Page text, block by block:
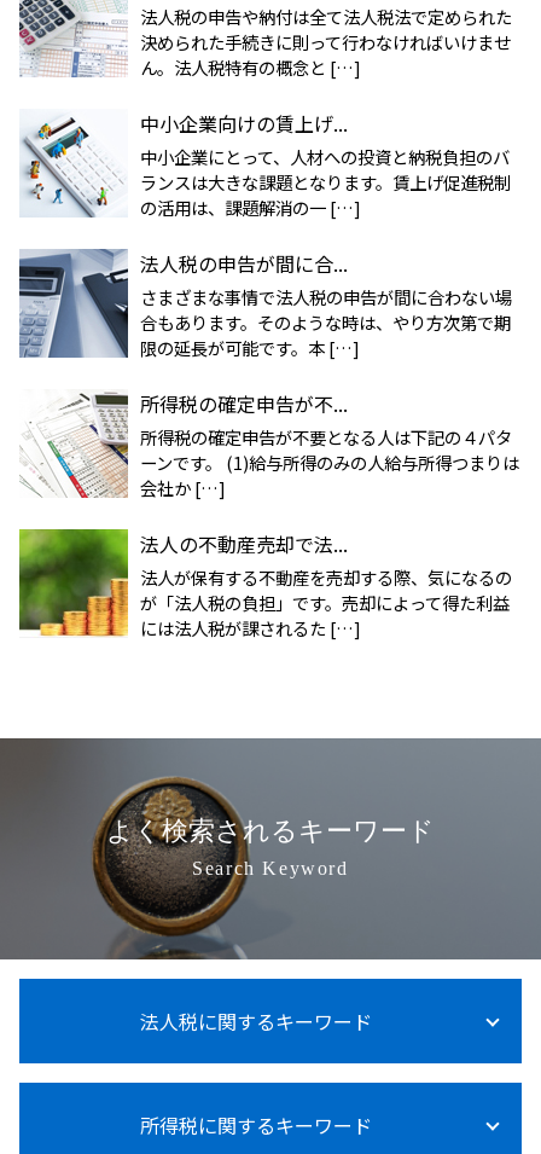
法人税の申告や納付は全て法人税法で定められた
決められた手続きに則って行わなければいけませ
ん。法人税特有の概念と […]
中小企業向けの賃上げ...
中小企業にとって、人材への投資と納税負担のバ
ランスは大きな課題となります。賃上げ促進税制
の活用は、課題解消の一 […]
法人税の申告が間に合...
さまざまな事情で法人税の申告が間に合わない場
合もあります。そのような時は、やり方次第で期
限の延長が可能です。本 […]
所得税の確定申告が不...
所得税の確定申告が不要となる人は下記の４パタ
ーンです。 (1)給与所得のみの人給与所得つまりは
会社か […]
法人の不動産売却で法...
法人が保有する不動産を売却する際、気になるの
が「法人税の負担」です。売却によって得た利益
には法人税が課されるた […]
よく検索されるキーワード
Search Keyword
法人税に関するキーワード
法人税とは 種類所得税に関するキーワード